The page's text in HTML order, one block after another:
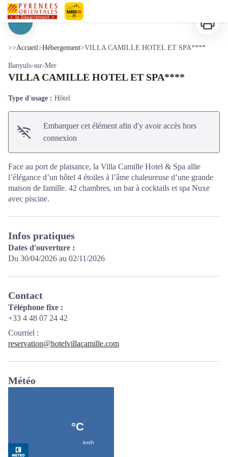
VILLA CAMILLE HOTEL ET SPA****
>>Accueil>Hébergement>VILLA CAMILLE HOTEL ET SPA****
Banyuls-sur-Mer
VILLA CAMILLE HOTEL ET SPA****
Type d'usage : Hôtel
Embarquer cet élément afin d'y avoir accès hors
connexion
Face au port de plaisance, la Villa Camille Hotel & Spa allie
l’élégance d’un hôtel 4 étoiles à l’âme chaleureuse d’une grande
maison de famille. 42 chambres, un bar à cocktails et spa Nuxe
avec piscine.
Infos pratiques
Dates d'ouverture :
Du 30/04/2026 au 02/11/2026
Contact
Téléphone fixe :
+33 4 48 07 24 42
Courriel :
reservation@hotelvillacamille.com
Météo